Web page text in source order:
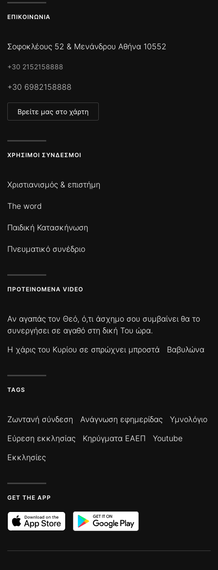
ΕΠΙΚΟΙΝΩΝΊΑ
Σοφοκλέους 52 & Μενάνδρου Αθήνα 10552
+30 2152158888
+30 6982158888
Βρείτε μας στο χάρτη
ΧΡΉΣΙΜΟΙ ΣΎΝΔΕΣΜΟΙ
Χριστιανισμός & επιστήμη
The word
Παιδική Κατασκήνωση
Πνευματικό συνέδριο
ΠΡΟΤΕΙΝΌΜΕΝΑ VIDEO
Αν αγαπάς τον Θεό, ό,τι άσχημο σου συμβαίνει θα το
συνεργήσει σε αγαθό στη δική Του ώρα.
Η χάρις του Κυρίου σε σπρώχνει μπροστά
Βαβυλώνα
TAGS
Ζωντανή σύνδεση Ανάγνωση εφημερίδας
Υμνολόγιο
Εύρεση εκκλησίας
Κηρύγματα ΕΑΕΠ
Youtube
Εκκλησίες
GET THE APP